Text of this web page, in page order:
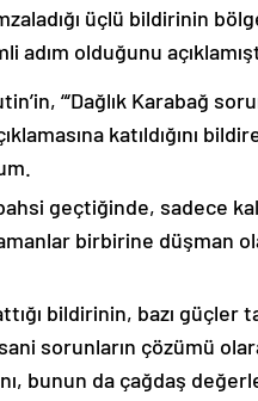
üçlü bildirinin
adım olduğunu
“‘Dağlık Karabağ
katıldığını
geçtiğinde, sadece
birbirine düşman
bildirinin, bazı güçler
sorunların çözümü
bunun da çağdaş